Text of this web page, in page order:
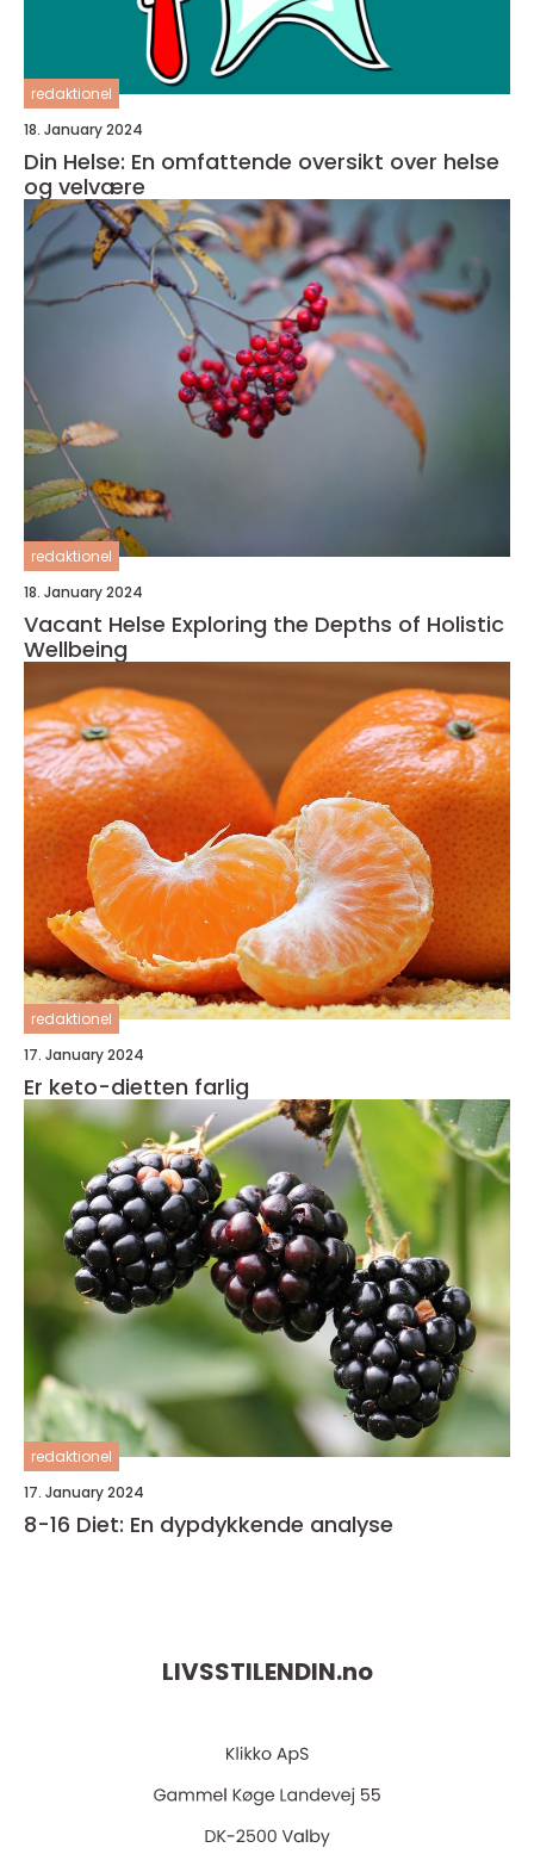
redaktionel
18. January 2024
Din Helse: En omfattende oversikt over helse
og velvære
redaktionel
18. January 2024
Vacant Helse Exploring the Depths of Holistic
Wellbeing
redaktionel
17. January 2024
Er keto-dietten farlig
redaktionel
17. January 2024
8-16 Diet: En dypdykkende analyse
LIVSSTILENDIN.no